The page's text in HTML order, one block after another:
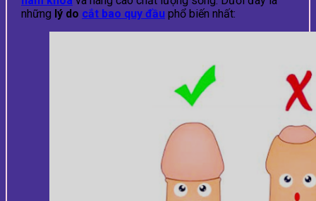
những lý do cắt bao quy đầu phổ biến nhất: